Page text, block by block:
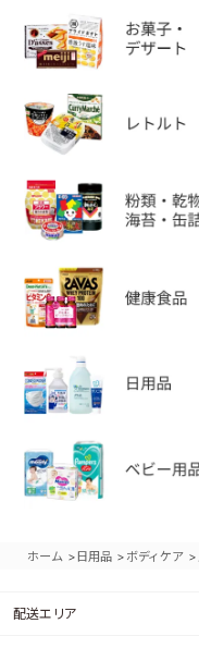
ホーム > 日用品 > ボディケア >
配送エリア